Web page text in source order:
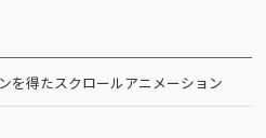
を得たスクロールアニメーション